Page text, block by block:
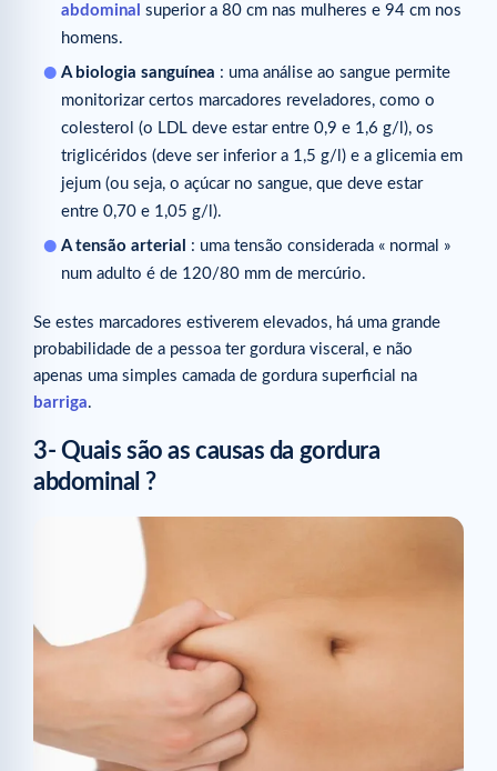
abdominal superior a 80 cm nas mulheres e 94 cm nos
homens.
A biologia sanguínea : uma análise ao sangue permite
monitorizar certos marcadores reveladores, como o
colesterol (o LDL deve estar entre 0,9 e 1,6 g/l), os
triglicéridos (deve ser inferior a 1,5 g/l) e a glicemia em
jejum (ou seja, o açúcar no sangue, que deve estar
entre 0,70 e 1,05 g/l).
A tensão arterial
: uma tensão considerada « normal »
num adulto é de 120/80 mm de mercúrio.
Se estes marcadores estiverem elevados, há uma grande
probabilidade de a pessoa ter gordura visceral, e não
apenas uma simples camada de gordura superficial na
barriga.
3- Quais são as causas da gordura
abdominal ?